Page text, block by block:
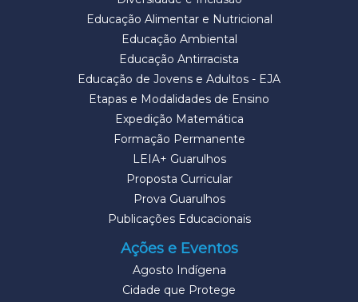
Educação Alimentar e Nutricional
Educação Ambiental
Educação Antirracista
Educação de Jovens e Adultos - EJA
Etapas e Modalidades de Ensino
Expedição Matemática
Formação Permanente
LEIA+ Guarulhos
Proposta Curricular
Prova Guarulhos
Publicações Educacionais
Ações e Eventos
Agosto Indígena
Cidade que Protege